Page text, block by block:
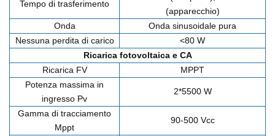
Tempo di trasferimento
(apparecchio)
Onda
Onda sinusoidale pura
Nessuna perdita di carico
<80 W
Ricarica fotovoltaica e CA
Ricarica FV
MPPT
Potenza massima in
ingresso Pv
2*5500 W
Gamma di tracciamento
Mppt
90-500 Vcc